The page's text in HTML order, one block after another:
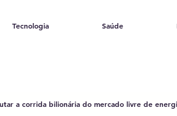
Tecnologia Saúde
a corrida bilionária do mercado livre de